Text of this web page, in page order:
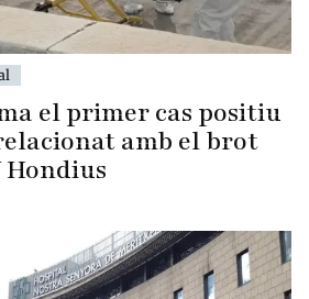
el primer cas positiu
amb el brot